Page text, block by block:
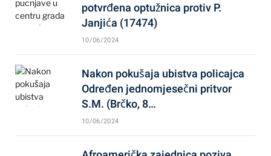
potvrđena optužnica protiv P.
Janjića (17474)
10/06/2024
Nakon pokušaja ubistva policajca
Određen jednomjesečni pritvor
S.M. (Brčko, 8…
10/06/2024